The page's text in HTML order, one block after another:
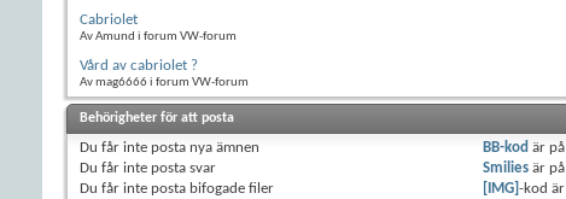
Cabriolet
Av Amund i forum VW-forum
Vård av cabriolet ?
Av mag6666 i forum VW-forum
Behörigheter för att posta
Du får inte posta nya ämnen
Du får inte posta svar
Du får inte posta bifogade filer
BB-kod är på
Smilies är på
[IMG]-kod är